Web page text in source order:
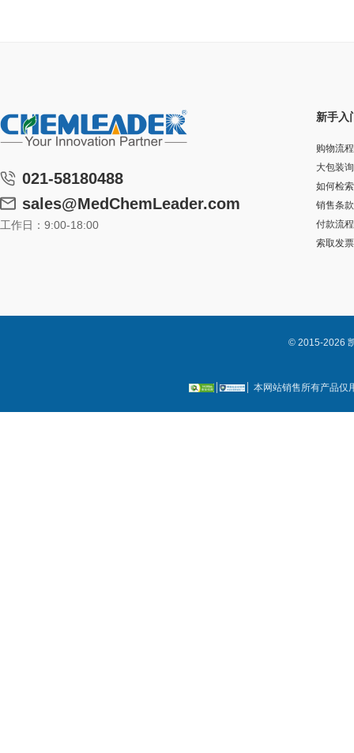
021-58180488
sales@MedChemLeader.com
工作日：9:00-18:00
新手入
购物流程
大包装
如何检索
销售条款
付款流程
索取发票
© 2015-2026
本网站销售所有产品仅